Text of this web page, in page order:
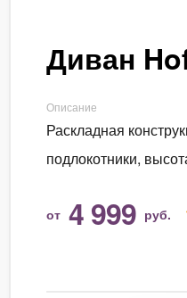
Диван
Описание
Раскладная
подлокотники,
от 4 999 руб.